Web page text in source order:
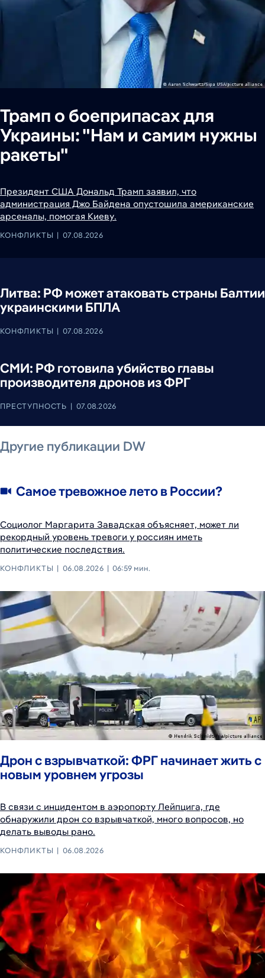
Трамп о боеприпасах для
Украины: "Нам и самим нужны
ракеты"
Президент США Дональд Трамп заявил, что
администрация Джо Байдена опустошила американские
арсеналы, помогая Киеву.
КОНФЛИКТЫ 07.08.2026
Литва: РФ может атаковать страны Балтии
украинскими БПЛА
КОНФЛИКТЫ 07.08.2026
СМИ: РФ готовила убийство главы
производителя дронов из ФРГ
ПРЕСТУПНОСТЬ 07.08.2026
Другие публикации DW
Самое тревожное лето в России?
Социолог Маргарита Завадская объясняет, может ли
рекордный уровень тревоги у россиян иметь
политические последствия.
КОНФЛИКТЫ 06.08.2026
6 августа 2026 г.
06:59 мин.
Дрон с взрывчаткой: ФРГ начинает жить с
новым уровнем угрозы
В связи с инцидентом в аэропорту Лейпцига, где
обнаружили дрон со взрывчаткой, много вопросов, но
делать выводы рано.
КОНФЛИКТЫ 06.08.2026
6 августа 2026 г.
6 августа 2026 г.
6 августа 2026 г.
6 августа 2026 г.
6 августа 2026 г.